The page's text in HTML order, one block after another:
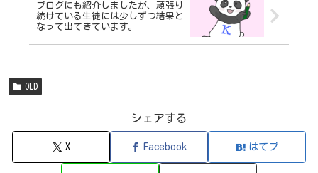
ブログにも紹介しましたが、頑張り
続けている生徒には少しずつ結果と
なって出てきています。
OLD
シェアする
X Facebook はてブ